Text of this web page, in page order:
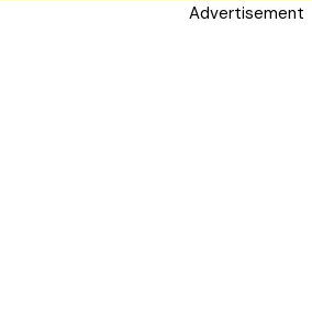
Advertisement